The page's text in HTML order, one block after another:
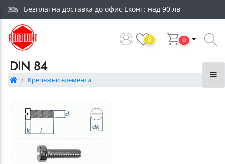
Безплатна доставка до офис Еконт: над 90 лв
0 0
DIN 84
Крепежни елементи